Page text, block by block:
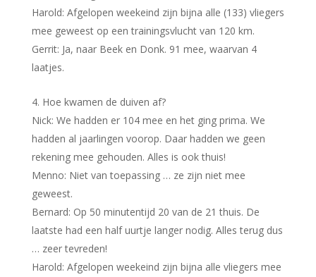
Harold: Afgelopen weekeind zijn bijna alle (133) vliegers
mee geweest op een trainingsvlucht van 120 km.
Gerrit: Ja, naar Beek en Donk. 91 mee, waarvan 4
laatjes.
Hoe kwamen de duiven af?
Nick: We hadden er 104 mee en het ging prima. We
hadden al jaarlingen voorop. Daar hadden we geen
rekening mee gehouden. Alles is ook thuis!
Menno: Niet van toepassing … ze zijn niet mee
geweest.
Bernard: Op 50 minutentijd 20 van de 21 thuis. De
laatste had een half uurtje langer nodig. Alles terug dus
… zeer tevreden!
Harold: Afgelopen weekeind zijn bijna alle vliegers mee